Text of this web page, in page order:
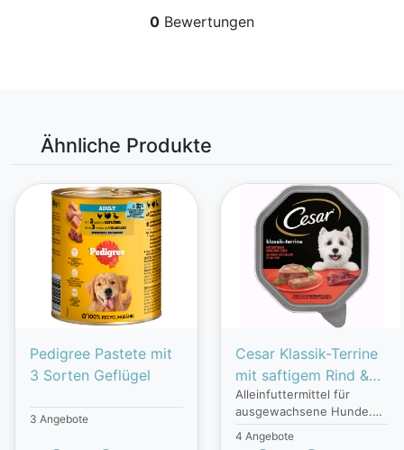
0 Bewertungen
Ähnliche Produkte
Pedigree Pastete mit
3 Sorten Geflügel
3 Angebote
Cesar Klassik-Terrine
mit saftigem Rind &
Leber
Alleinfuttermittel für
ausgewachsene Hunde.
Cesar Zarte
Fleischstückchen gibt es
4 Angebote